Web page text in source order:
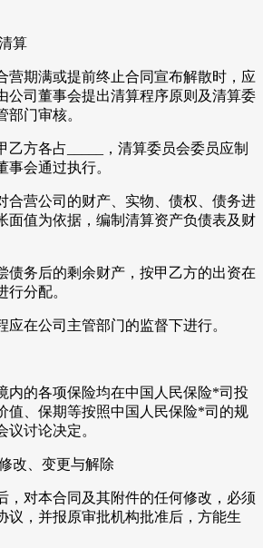
算
期满或提前终止合同宣布解散时，应
公司董事会提出清算程序原则及清算委
部门审核。
方各占_____，清算委员会委员应制
事会通过执行。
营公司的财产、实物、债权、债务进
面值为依据，编制清算资产负债表及财
务后的剩余财产，按甲乙方的出资在
分配。
在公司主管部门的监督下进行。
的各项保险均在中国人民保险*司投
值、保期等按照中国人民保险*司的规
议讨论决定。
、变更与解除
对本合同及其附件的任何修改，必须
议，并报原审批机构批准后，方能生